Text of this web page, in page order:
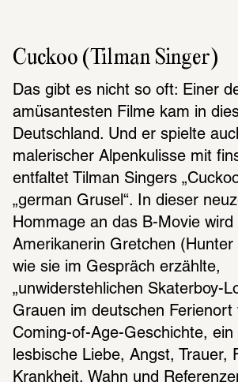
Cuckoo (Tilman Singer)
Das gibt es nicht so oft: Einer
amüsantesten Filme kam in
Deutschland. Und er spielte
malerischer Alpenkulisse mit
entfaltet Tilman Singers
„german Grusel“. In dieser
Hommage an das B-Movie wird
Amerikanerin Gretchen (Hunter
wie sie im Gespräch erzählte,
„unwiderstehlichen Skaterboy-
Grauen im deutschen Ferienort
Coming-of-Age-Geschichte, ein
lesbische Liebe, Angst, Trauer,
Krankheit, Wahn und